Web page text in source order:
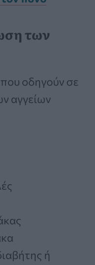
των
οδηγούν σε
αγγείων
ή